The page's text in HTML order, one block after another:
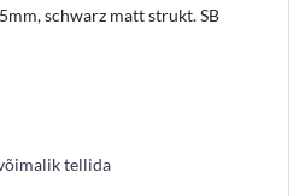
schwarz matt strukt. SB
tellida